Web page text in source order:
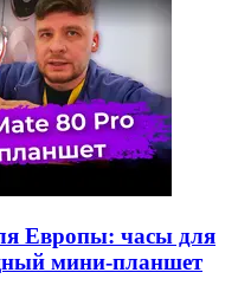
Европы: часы для
мини-планшет